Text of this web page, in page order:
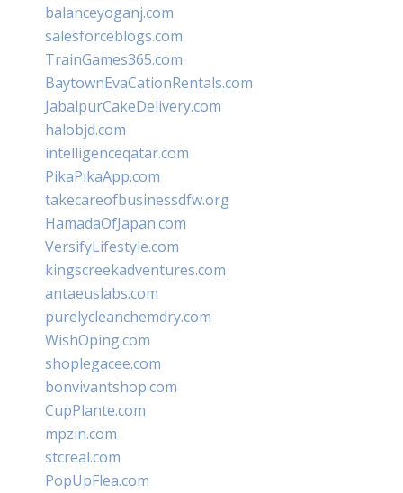
balanceyoganj.com
salesforceblogs.com
TrainGames365.com
BaytownEvaCationRentals.com
JabalpurCakeDelivery.com
halobjd.com
intelligenceqatar.com
PikaPikaApp.com
takecareofbusinessdfw.org
HamadaOfJapan.com
VersifyLifestyle.com
kingscreekadventures.com
antaeuslabs.com
purelycleanchemdry.com
WishOping.com
shoplegacee.com
bonvivantshop.com
CupPlante.com
mpzin.com
stcreal.com
PopUpFlea.com